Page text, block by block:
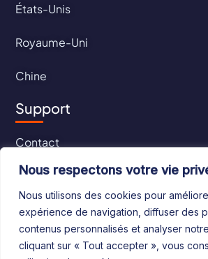
Nous respectons votre vie
Nous utilisons des cookies pour
expérience de navigation, diffuser des
contenus personnalisés et analyser
cliquant sur « Tout accepter », vous
États-Unis
Royaume-Uni
Chine
Support
Contact
CGU
CGV